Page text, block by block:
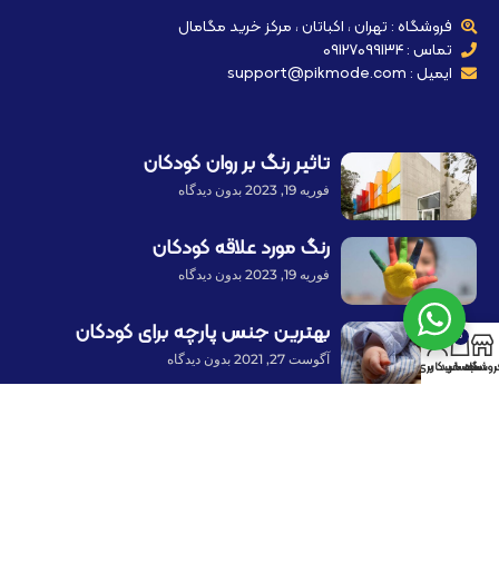
فروشگاه : تهران ، اکباتان ، مرکز خرید مگامال
تماس : 09127099134
ایمیل : support@pikmode.com
تاثیر رنگ بر روان کودکان
فوریه 19, 2023 بدون دیدگاه
رنگ مورد علاقه کودکان
فوریه 19, 2023 بدون دیدگاه
بهترین جنس پارچه برای کودکان
آگوست 27, 2021 بدون دیدگاه
0
سبد خرید
حساب کاربری من